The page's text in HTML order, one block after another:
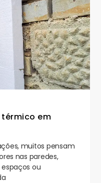
em
muitos pensam
nas paredes,
ou